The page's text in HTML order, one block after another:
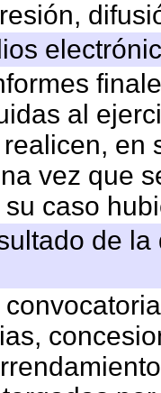
al
en
vez que
caso
de